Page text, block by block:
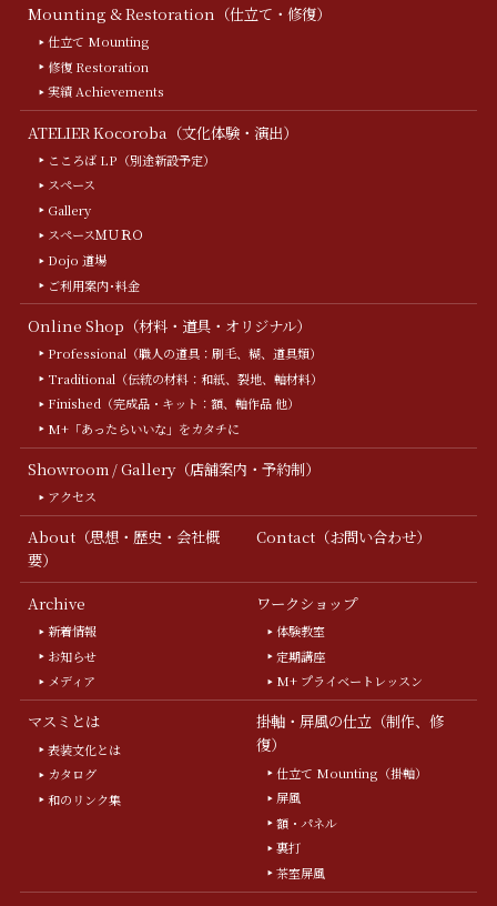
Mounting & Restoration（仕立て・修復）
仕立て Mounting
修復 Restoration
実績 Achievements
ATELIER Kocoroba（文化体験・演出）
こころば LP（別途新設予定）
スペース
Gallery
スペースＭＵＲＯ
Dojo 道場
ご利用案内･料金
Online Shop（材料・道具・オリジナル）
Professional（職人の道具：刷毛、糊、道具類）
Traditional（伝統の材料：和紙、裂地、軸材料）
Finished（完成品・キット：額、軸作品 他）
M+「あったらいいな」をカタチに
Showroom / Gallery（店舗案内・予約制）
アクセス
About（思想・歴史・会社概
要）
Contact（お問い合わせ）
Archive
新着情報
お知らせ
メディア
ワークショップ
体験教室
定期講座
M+ プライベートレッスン
マスミとは
表装文化とは
カタログ
和のリンク集
掛軸・屏風の仕立（制作、修
復）
仕立て Mounting（掛軸）
屏風
額・パネル
裏打
茶室屏風